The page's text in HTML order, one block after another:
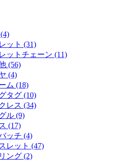
ット (31)
ットチェーン (11)
(56)
(4)
ム (18)
タグ (10)
レス (34)
ル (9)
(17)
ッチ (4)
レット (47)
ング (2)